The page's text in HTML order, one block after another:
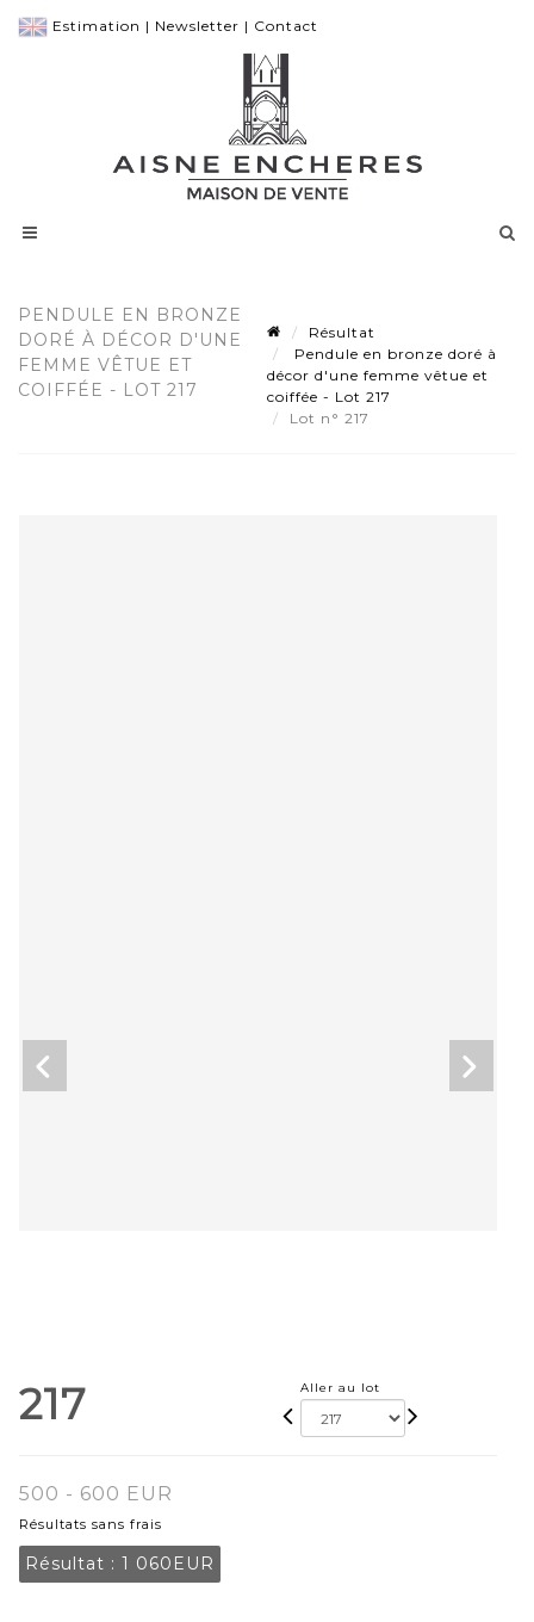
Estimation | Newsletter | Contact
PENDULE EN BRONZE
DORÉ À DÉCOR D'UNE
FEMME VÊTUE ET
COIFFÉE - LOT 217
Résultat
Pendule en bronze doré à
décor d'une femme vêtue et
coiffée - Lot 217
Lot n° 217
217 Aller au lot
500 - 600 EUR
Résultats sans frais
Résultat : 1 060EUR